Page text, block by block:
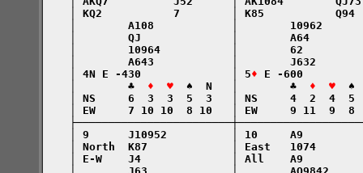
│ KQ2           7        │ K85
│        A108            │        10962
│        QJ              │        A64
│        10964           │        62
│        A643            │        J632
    │ 4N E -430              │ 5
♦ E -600
    │        ♣
♦  ♥
  ♠  N   │        ♣
♦  ♥
♠
│ NS     6  3  3  5  3   │ NS     4  2  4
│ EW     7 10 10  8 10   │ EW     9 11  9
│ 9      J10952          │ 10     A9
│ North  K87             │ East   1074
│ E-W    J4              │ All    A9